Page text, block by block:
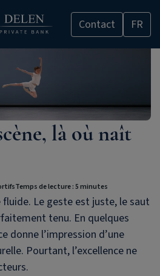
Contact FR
là où naît
Temps de lecture : 5 minutes
Le geste est juste, le saut
tenu. En quelques
donne l’impression d’une
Pourtant, l’excellence ne